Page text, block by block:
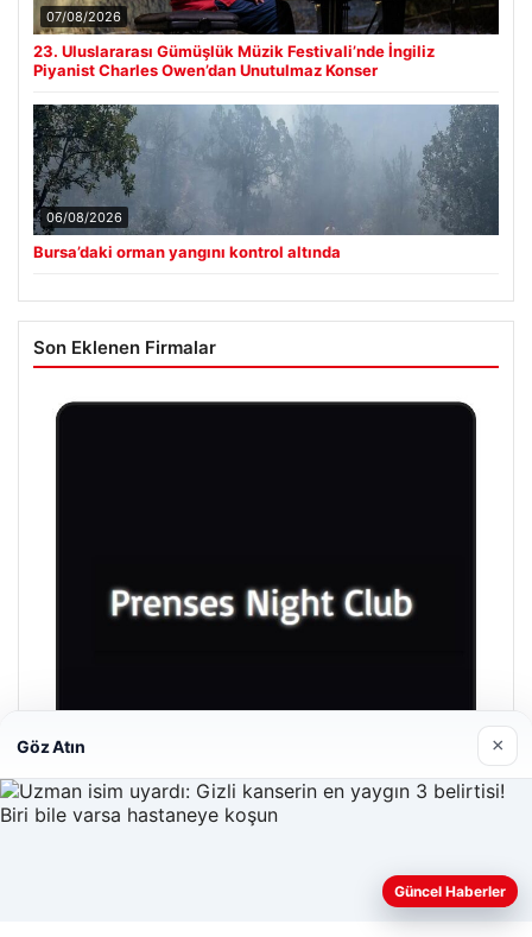
07/08/2026
23. Uluslararası Gümüşlük Müzik Festivali’nde İngiliz
Piyanist Charles Owen’dan Unutulmaz Konser
06/08/2026
Bursa’daki orman yangını kontrol altında
Son Eklenen Firmalar
Web sitemizi nasıl kullandığınızı daha iyi anlayabilmek,
Göz Atın ×
Güncel Haberler